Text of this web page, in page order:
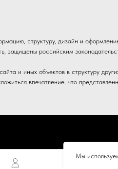
структуру, дизайн и
защищены российским
и иных объектов в структуру
впечатление, что
Мы